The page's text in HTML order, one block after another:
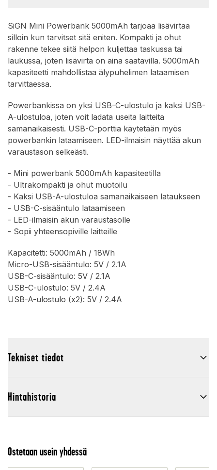
SiGN Mini Powerbank 5000mAh tarjoaa lisävirtaa
silloin kun tarvitset sitä eniten. Kompakti ja ohut
rakenne tekee siitä helpon kuljettaa taskussa tai
laukussa, joten lisävirta on aina saatavilla. 5000mAh
kapasiteetti mahdollistaa älypuhelimen lataamisen
tarvittaessa.
Powerbankissa on yksi USB-C-ulostulo ja kaksi USB-
A-ulostuloa, joten voit ladata useita laitteita
samanaikaisesti. USB-C-porttia käytetään myös
powerbankin lataamiseen. LED-ilmaisin näyttää akun
varaustason selkeästi.
- Mini powerbank 5000mAh kapasiteetilla
- Ultrakompakti ja ohut muotoilu
- Kaksi USB-A-ulostuloa samanaikaiseen lataukseen
- USB-C-sisääntulo lataamiseen
- LED-ilmaisin akun varaustasolle
- Sopii yhteensopiville laitteille
Kapacitetti: 5000mAh / 18Wh
Micro-USB-sisääntulo: 5V / 2.1A
USB-C-sisääntulo: 5V / 2.1A
USB-C-ulostulo: 5V / 2.4A
USB-A-ulostulo (x2): 5V / 2.4A
Tekniset tiedot
Hintahistoria
Ostetaan usein yhdessä